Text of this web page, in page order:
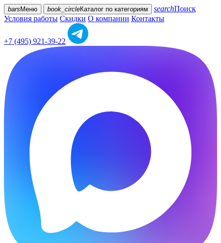
bars Меню book_circleКаталог по категориям searchПоиск
Условия работы Скидки О компании Контакты
+7 (495) 921-39-22